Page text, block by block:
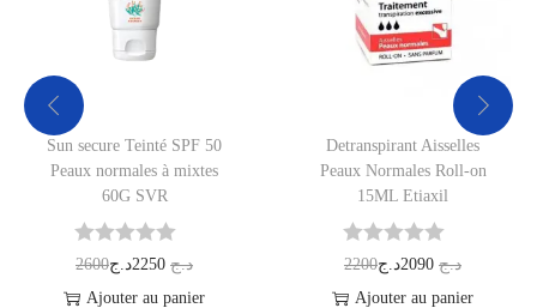
Sun secure Teinté SPF 50
Peaux normales à mixtes
60G SVR
2600 د.ج 2250د.ج
Ajouter au panier
Detranspirant Aisselles
Peaux Normales Roll-on
15ML Etiaxil
2200 د.ج 2090د.ج
Ajouter au panier